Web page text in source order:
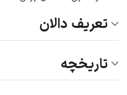
تعریف دالان
تاریخچه